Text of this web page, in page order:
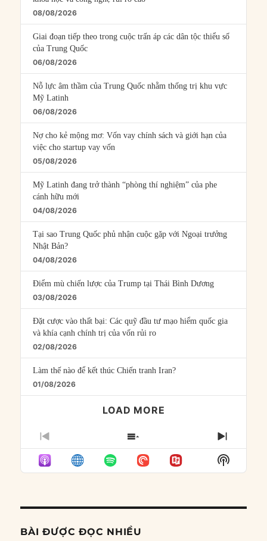
08/08/2026
Giai đoạn tiếp theo trong cuộc trấn áp các dân tộc thiểu số
của Trung Quốc
06/08/2026
Nỗ lực âm thầm của Trung Quốc nhằm thống trị khu vực
Mỹ Latinh
06/08/2026
Nợ cho kẻ mộng mơ: Vốn vay chính sách và giới hạn của
việc cho startup vay vốn
05/08/2026
Mỹ Latinh đang trở thành “phòng thí nghiệm” của phe
cánh hữu mới
04/08/2026
Tại sao Trung Quốc phủ nhận cuộc gặp với Ngoại trưởng
Nhật Bản?
04/08/2026
Điểm mù chiến lược của Trump tại Thái Bình Dương
03/08/2026
Đặt cược vào thất bại: Các quỹ đầu tư mạo hiểm quốc gia
và khía cạnh chính trị của vốn rủi ro
02/08/2026
Làm thế nào để kết thúc Chiến tranh Iran?
01/08/2026
LOAD MORE
PREVIOUS
EPISODE
SHOW
EPISODES
LIST
NEXT
Show
Podcast
BÀI ĐƯỢC ĐỌC NHIỀU